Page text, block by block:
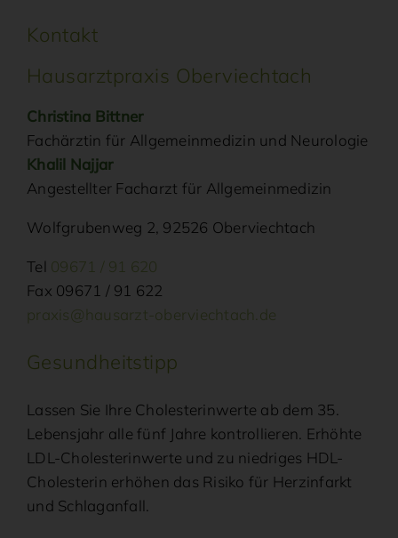
Kontakt
Hausarztpraxis Oberviechtach
Christina Bittner
Fachärztin für Allgemeinmedizin und Neurologie
Khalil Najjar
Angestellter Facharzt für Allgemeinmedizin
Wolfgrubenweg 2, 92526 Oberviechtach
Tel 09671 / 91 620
Fax 09671 / 91 622
praxis@hausarzt-oberviechtach.de
Gesundheitstipp
Lassen Sie Ihre Cholesterinwerte ab dem 35.
Lebensjahr alle fünf Jahre kontrollieren. Erhöhte
LDL-Cholesterinwerte und zu niedriges HDL-
Cholesterin erhöhen das Risiko für Herzinfarkt
und Schlaganfall.